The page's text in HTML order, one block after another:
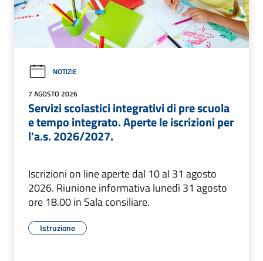
NOTIZIE
7 AGOSTO 2026
Servizi scolastici integrativi di pre scuola
e tempo integrato. Aperte le iscrizioni per
l'a.s. 2026/2027.
Iscrizioni on line aperte dal 10 al 31 agosto
2026. Riunione informativa lunedì 31 agosto
ore 18.00 in Sala consiliare.
Istruzione